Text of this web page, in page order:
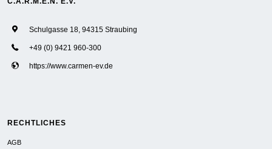
Schulgasse 18, 94315 Straubing
+49 (0) 9421 960-300
https://www.carmen-ev.de
RECHTLICHES
AGB